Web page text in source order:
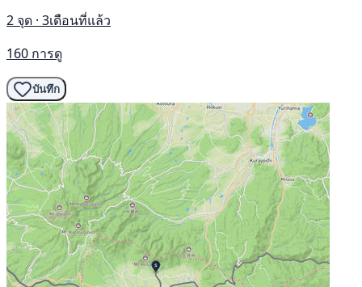
2 จุด · 3เดือนที่แล้ว
160 การดู
บันทึก